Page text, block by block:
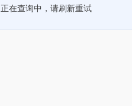
正在查询中，请刷新重试